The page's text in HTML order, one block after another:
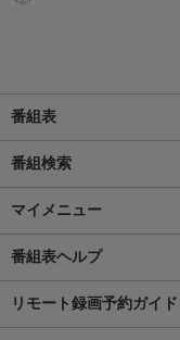
番組表
番組検索
マイメニュー
番組表ヘルプ
リモート録画予約ガイド